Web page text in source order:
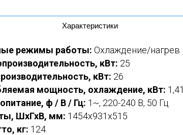
Характеристики
режимы работы: Охлаждение/нагрев
кВт: 25
кВт: 26
мощность, охлаждение, кВт: 1,41
ф / В / Гц: 1~, 220-240 В, 50 Гц
ШхГхВ, мм: 1454x931x515
кг: 124